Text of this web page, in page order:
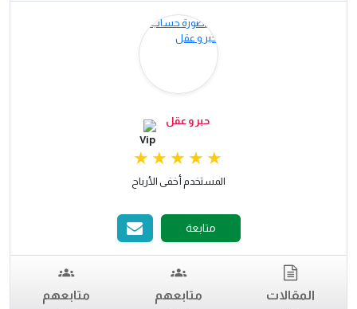
حبر و عقل
المستخدم أخفى الأرباح
متابعة
المقالات متابعهم متابعهم